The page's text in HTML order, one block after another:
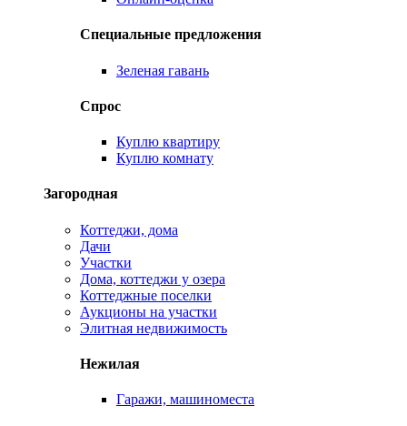
Специальные предложения
Зеленая гавань
Спрос
Куплю квартиру
Куплю комнату
Загородная
Коттеджи, дома
Дачи
Участки
Дома, коттеджи у озера
Коттеджные поселки
Аукционы на участки
Элитная недвижимость
Нежилая
Гаражи, машиноместа